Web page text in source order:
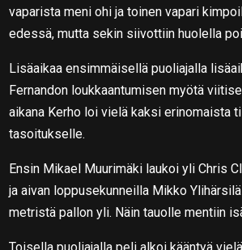
vaparista meni ohi ja toinen vapari
edessä, mutta sekin siivottiin huolella
Lisäaikaa ensimmäisellä puoliajalla
Fernandon loukkaantumisen myötä
aikana Kerho loi vielä kaksi erinomaista
tasoitukselle.
Ensin Mikael Muurimäki laukoi yli Chris
ja aivan loppusekunneilla Mikko
metristä pallon yli. Näin tauolle mentiin
Toisella puoliajalla peli alkoi kääntyä